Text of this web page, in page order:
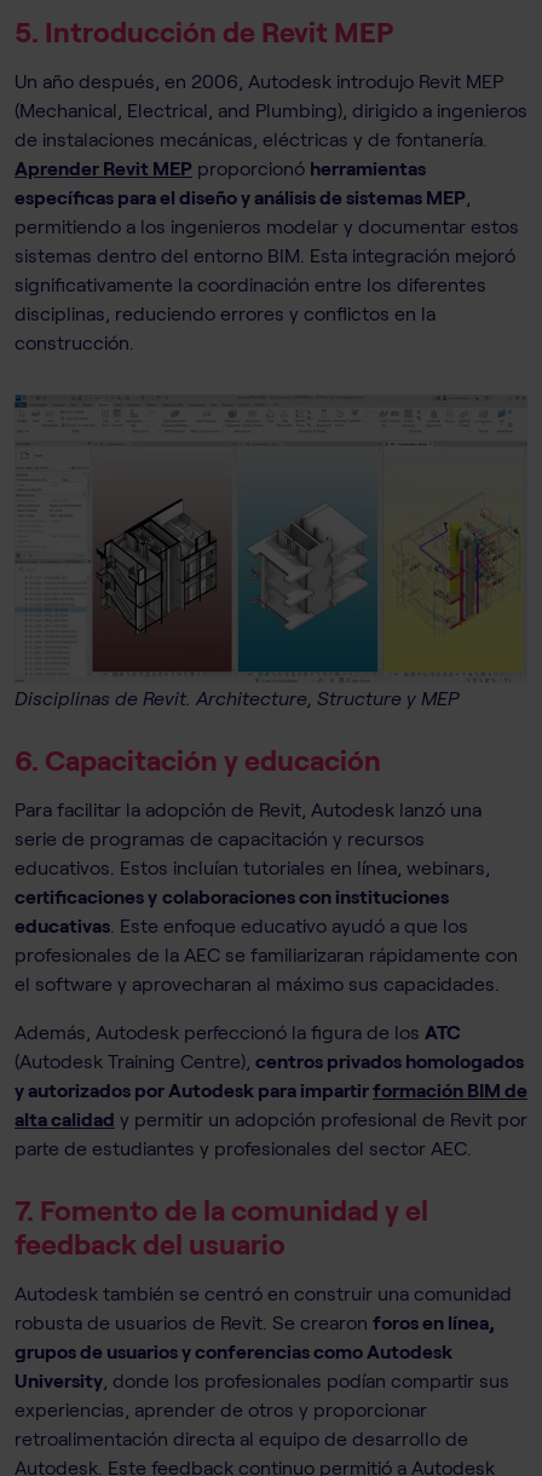
5. Introducción de Revit MEP
Un año después, en 2006, Autodesk introdujo Revit MEP
(Mechanical, Electrical, and Plumbing), dirigido a ingenieros
de instalaciones mecánicas, eléctricas y de fontanería.
Aprender Revit MEP proporcionó herramientas
específicas para el diseño y análisis de sistemas MEP
permitiendo a los ingenieros modelar y documentar estos
sistemas dentro del entorno BIM. Esta integración mejoró
significativamente la coordinación entre los diferentes
disciplinas, reduciendo errores y conflictos en la
construcción.
Disciplinas de Revit. Architecture, Structure y MEP
6. Capacitación y educación
Para facilitar la adopción de Revit, Autodesk lanzó una
serie de programas de capacitación y recursos
educativos. Estos incluían tutoriales en línea, webinars,
certificaciones y colaboraciones con instituciones
educativas . Este enfoque educativo ayudó a que los
profesionales de la AEC se familiarizaran rápidamente con
el software y aprovecharan al máximo sus capacidades.
Además, Autodesk perfeccionó la figura de los ATC
(Autodesk Training Centre), centros privados homologados
y autorizados por Autodesk para impartirformación BIM de
alta calidad y permitir un adopción profesional de Revit por
parte de estudiantes y profesionales del sector AEC.
7. Fomento de la comunidad y el
feedback del usuario
Autodesk también se centró en construir una comunidad
robusta de usuarios de Revit. Se crearon foros en línea,
grupos de usuarios y conferencias como Autodesk
University , donde los profesionales podían compartir sus
experiencias, aprender de otros y proporcionar
retroalimentación directa al equipo de desarrollo de
Autodesk. Este feedback continuo permitió a Autodesk